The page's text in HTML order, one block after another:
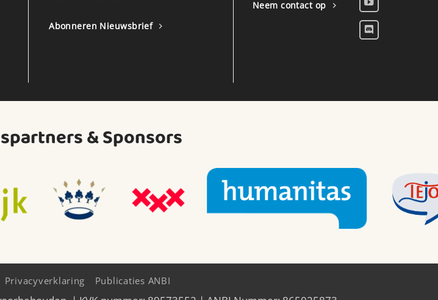
Abonneren Nieuwsbrief
Neem contact op
& Sponsors
Privacyverklaring Publicaties ANBI